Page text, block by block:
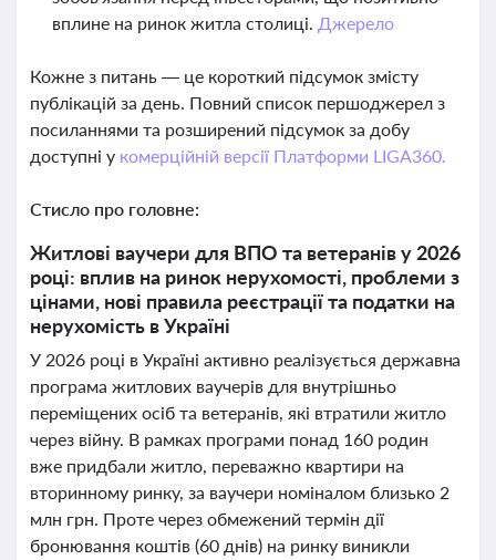
вплине на ринок житла столиці. Джерело
Кожне з питань — це короткий підсумок змісту
публікацій за день. Повний список першоджерел з
посиланнями та розширений підсумок за добу
доступні у комерційній версії Платформи LIGA360.
Стисло про головне:
Житлові ваучери для ВПО та ветеранів у 2026
році: вплив на ринок нерухомості, проблеми з
цінами, нові правила реєстрації та податки на
нерухомість в Україні
У 2026 році в Україні активно реалізується державна
програма житлових ваучерів для внутрішньо
переміщених осіб та ветеранів, які втратили житло
через війну. В рамках програми понад 160 родин
вже придбали житло, переважно квартири на
вторинному ринку, за ваучери номіналом близько 2
млн грн. Проте через обмежений термін дії
бронювання коштів (60 днів) на ринку виникли